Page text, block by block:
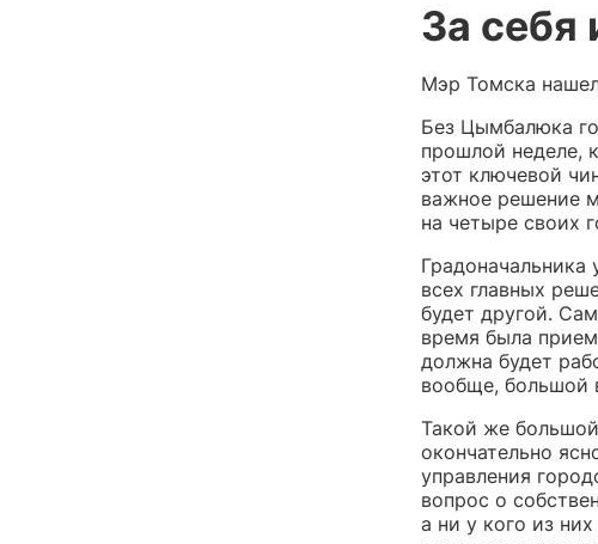
За себя
Мэр Томска
Без Цымбалюка
прошлой неделе,
этот ключевой
важное решение
на четыре своих
Градоначальника
всех главных
будет другой.
время была
должна будет
вообще, большой
Такой же
окончательно
управления
вопрос о
а ни у кого из